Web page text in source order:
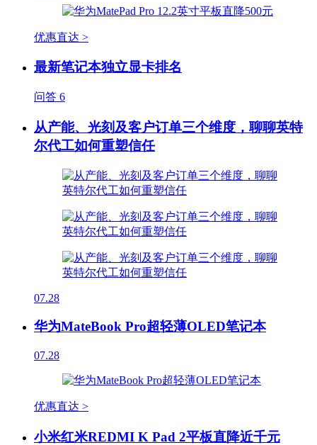
优惠直达 >
最新笔记本独立显卡排名
问答 6
从产能、光刻及客户订单三个维度，聊聊英特
尔代工如何重塑信任
07.28
华为MateBook Pro超轻薄OLED笔记本
07.28
优惠直达 >
小米红米REDMI K Pad 2平板直降近千元